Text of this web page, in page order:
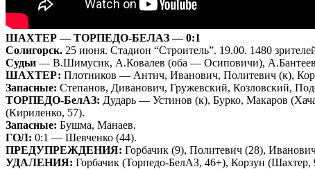
ШАХТЕР — ТОРПЕДО-БЕЛАЗ — 0:1
Солигорск. 25 июня. Стадион “Строитель”. 19.00. 1480
Судьи — В.Шимусик, А.Ковалев (оба — Осиповичи), А.Бантеев
ШАХТЕР: Плотников — Антич, Иванович, Политевич (к),
Запасные: Степанов, Диванович, Гружевский, Козловский,
ТОРПЕДО-БелАЗ: Дударь — Устинов (к), Бурко, Макаров
(Кириленко, 57).
Запасные: Бушма, Манаев.
ГОЛ: 0:1 — Шевченко (44).
ПРЕДУПРЕЖДЕНИЯ: Горбачик (9), Политевич (28),
УДАЛЕНИЯ: Горбачик (Торпедо-БелАЗ, 46+), Корзун (Шахтер,